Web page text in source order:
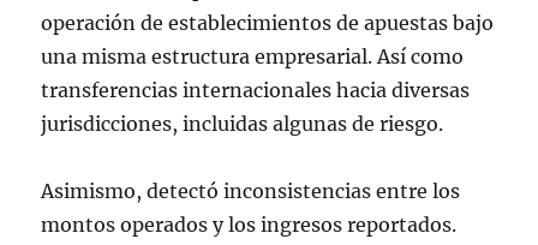
operación de establecimientos de apuestas bajo
una misma estructura empresarial. Así como
transferencias internacionales hacia diversas
jurisdicciones, incluidas algunas de riesgo.
Asimismo, detectó inconsistencias entre los
montos operados y los ingresos reportados.